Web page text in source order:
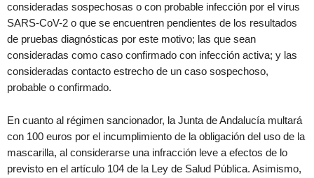
consideradas sospechosas o con probable infección por el virus
SARS-CoV-2 o que se encuentren pendientes de los resultados
de pruebas diagnósticas por este motivo; las que sean
consideradas como caso confirmado con infección activa; y las
consideradas contacto estrecho de un caso sospechoso,
probable o confirmado.
En cuanto al régimen sancionador, la Junta de Andalucía multará
con 100 euros por el incumplimiento de la obligación del uso de la
mascarilla, al considerarse una infracción leve a efectos de lo
previsto en el artículo 104 de la Ley de Salud Pública. Asimismo,